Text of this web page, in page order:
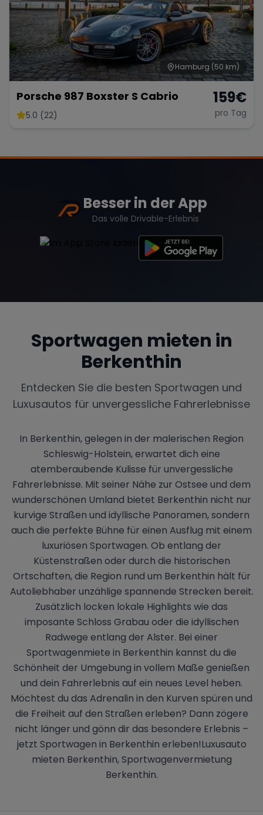
Hamburg (50 km)
Porsche 987 Boxster S Cabrio
5.0 (22)
159€
pro Tag
Besser in der App
Das volle Drivable-Erlebnis
Sportwagen mieten in
Berkenthin
Entdecken Sie die besten Sportwagen und
Luxusautos für unvergessliche Fahrerlebnisse
In Berkenthin, gelegen in der malerischen Region
Schleswig-Holstein, erwartet dich eine
atemberaubende Kulisse für unvergessliche
Fahrerlebnisse. Mit seiner Nähe zur Ostsee und dem
wunderschönen Umland bietet Berkenthin nicht nur
kurvige Straßen und idyllische Panoramen, sondern
auch die perfekte Bühne für einen Ausflug mit einem
luxuriösen Sportwagen. Ob entlang der
Küstenstraßen oder durch die historischen
Ortschaften, die Region rund um Berkenthin hält für
Autoliebhaber unzählige spannende Strecken bereit.
Zusätzlich locken lokale Highlights wie das
imposante Schloss Grabau oder die idyllischen
Radwege entlang der Alster. Bei einer
Sportwagenmiete in Berkenthin kannst du die
Schönheit der Umgebung in vollem Maße genießen
und dein Fahrerlebnis auf ein neues Level heben.
Möchtest du das Adrenalin in den Kurven spüren und
die Freiheit auf den Straßen erleben? Dann zögere
nicht länger und gönn dir das besondere Erlebnis –
jetzt Sportwagen in Berkenthin erleben!Luxusauto
mieten Berkenthin, Sportwagenvermietung
Berkenthin.